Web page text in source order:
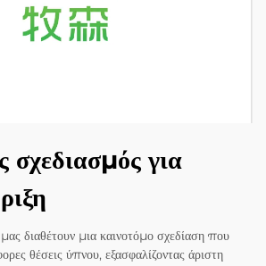
σχεδιασμός για
διαθέτουν μια καινοτόμο σχεδίαση που
θέσεις ύπνου, εξασφαλίζοντας άριστη